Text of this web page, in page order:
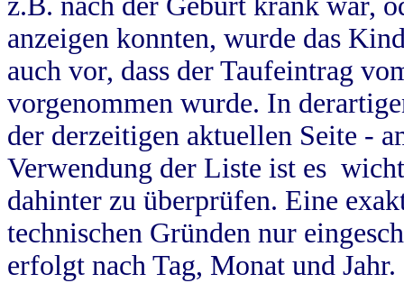
anzeigen konnten, wurde das
auch vor, dass der Taufeintrag
vorgenommen wurde. In
der derzeitigen aktuellen Seite -
Verwendung der Liste ist es
dahinter zu überprüfen. Eine
technischen Gründen nur
erfolgt nach Tag, Monat und Jahr.